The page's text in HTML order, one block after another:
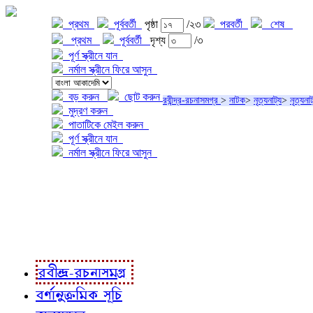
প্রথম পূর্ববর্তী পৃষ্ঠা /২৩ পরবর্তী
শেষ
প্রথম
পূর্ববর্তী দৃশ্য
/৩
পূর্ণ স্ক্রীনে যান
নর্মাল স্ক্রীনে ফিরে আসুন
বড় করুন
ছোট করুন
মুদ্রণ করুন
পাতাটিকে মেইল করুন
পূর্ণ স্ক্রীনে যান
নর্মাল স্ক্রীনে ফিরে আসুন
রবীন্দ্র-রচনাসমগ্র > নাটক> নৃত্যনাট্য>
রবীন্দ্র-রচনাসমগ্র
বর্ণানুক্রমিক সূচি